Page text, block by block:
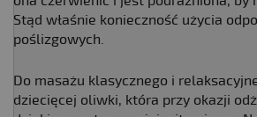
Stąd właśnie konieczność użycia
poślizgowych.
Do masażu klasycznego i
dziecięcej oliwki, która przy okazji